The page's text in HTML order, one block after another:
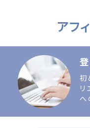
アフ
初
リ
へ